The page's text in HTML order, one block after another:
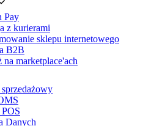
Pay
z kurierami
sklepu internetowego
B2B
na marketplace'ach
Danych